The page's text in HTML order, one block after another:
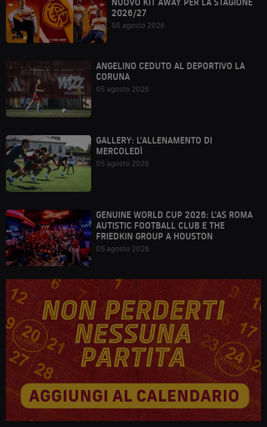
NUOVO KIT AWAY PER LA STAGIONE
2026/27
06 agosto 2026
ANGELINO CEDUTO AL DEPORTIVO LA
CORUNA
05 agosto 2026
GALLERY: L'ALLENAMENTO DI
MERCOLEDÌ
05 agosto 2026
GENUINE WORLD CUP 2026: L'AS ROMA
AUTISTIC FOOTBALL CLUB E THE
FRIEDKIN GROUP A HOUSTON
05 agosto 2026